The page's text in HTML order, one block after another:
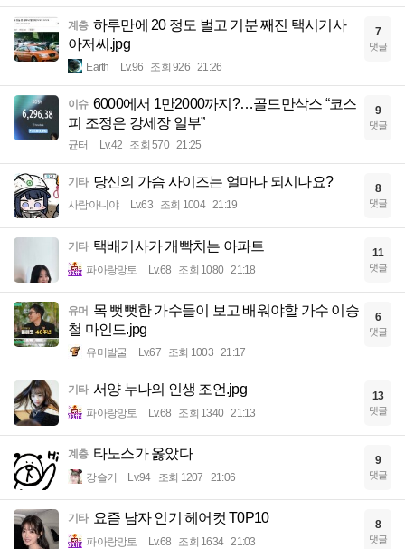
계층 하루만에 20 정도 벌고 기분 째진 택시기사
아저씨.jpg
Earth Lv.96 조회 926 21:26
7
댓글
이슈 6000에서 1만2000까지?…골드만삭스 “코스
피 조정은 강세장 일부”
균터 Lv.42 조회 570 21:25
9
댓글
기타 당신의 가슴 사이즈는 얼마나 되시나요?
사람아니야 Lv.63 조회 1004 21:19
8
댓글
기타 택배기사가 개빡치는 아파트
파아랑망토 Lv.68 조회 1080 21:18
11
댓글
유머 목 뻣뻣한 가수들이 보고 배워야할 가수 이승
철 마인드.jpg
유머발굴 Lv.67 조회 1003 21:17
6
댓글
기타 서양 누나의 인생 조언.jpg
파아랑망토 Lv.68 조회 1340 21:13
13
댓글
계층 타노스가 옳았다
강슬기 Lv.94 조회 1207 21:06
9
댓글
기타 요즘 남자 인기 헤어컷 T0P10
파아랑망토 Lv.68 조회 1634 21:03
8
댓글